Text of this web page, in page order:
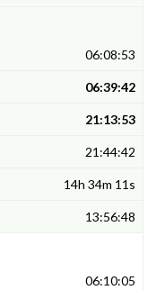
06:08:53
06:39:42
21:13:53
21:44:42
14h 34m 11s
13:56:48
06:10:05